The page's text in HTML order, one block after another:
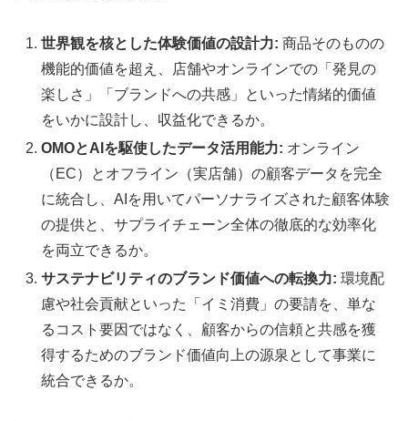
世界観を核とした体験価値の設計力: 商品そのものの
機能的価値を超え、店舗やオンラインでの「発見の
楽しさ」「ブランドへの共感」といった情緒的価値
をいかに設計し、収益化できるか。
OMOとAIを駆使したデータ活用能力: オンライン
（EC）とオフライン（実店舗）の顧客データを完全
に統合し、AIを用いてパーソナライズされた顧客体験
の提供と、サプライチェーン全体の徹底的な効率化
を両立できるか。
サステナビリティのブランド価値への転換力: 環境配
慮や社会貢献といった「イミ消費」の要請を、単な
るコスト要因ではなく、顧客からの信頼と共感を獲
得するためのブランド価値向上の源泉として事業に
統合できるか。